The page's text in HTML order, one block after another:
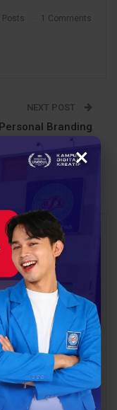
Posts 1 Comments
NEXT POST
Personal Branding
Citra Diri Kepada
Orang Lain
Belajar di UBSI
Lebih Siap
×